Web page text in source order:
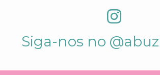
Siga-nos no